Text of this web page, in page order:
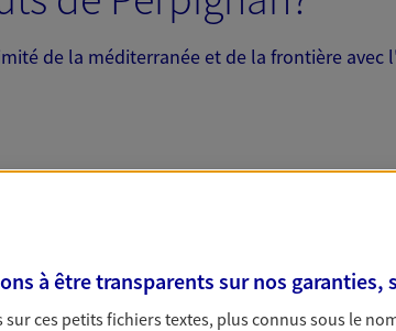
WEB
de la méditerranée et de la frontière avec
de nombreux sites singuliers, dont :
surnommé Campo Santo;
à être transparents sur nos garanties,
ces petits fichiers textes, plus connus sous le